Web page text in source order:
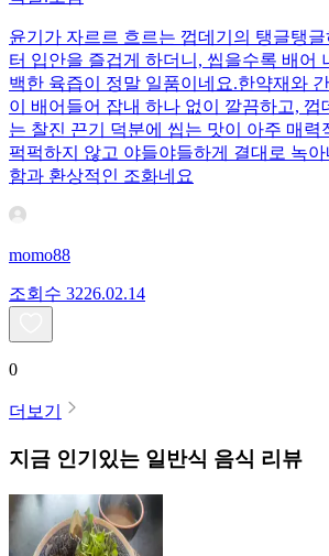
윤기가 자르르 흐르는 껍데기의 탱글탱
터 입안을 즐겁게 하더니, 씹을수록 배어
백한 육즙이 정말 일품이네요. ​한약재와
이 배어들어 잡내 하나 없이 깔끔하고, 껍
는 찰진 끈기 덕분에 씹는 맛이 아주 매력
퍽퍽하지 않고 야들야들하게 결대로 녹
함과 환상적인 조화네요
momo88
조회수 3226.02.14
0
더보기
지금 인기있는 일반식 음식 리뷰